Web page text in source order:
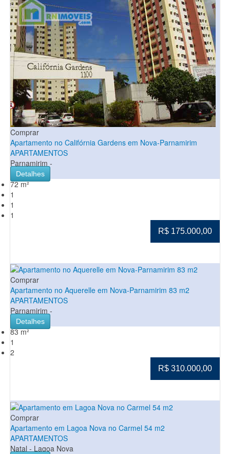
Comprar
Apartamento no Califórnia Gardens em Nova-Parnamirim
APARTAMENTOS
Parnamirim -
Detalhes
72 m²
1
1
1
R$ 175.000,00
Comprar
Apartamento no Aquerelle em Nova-Parnamirim 83 m2
APARTAMENTOS
Parnamirim -
Detalhes
83 m²
1
2
R$ 310.000,00
Comprar
Apartamento em Lagoa Nova no Carmel 54 m2
APARTAMENTOS
Natal - Lagoa Nova